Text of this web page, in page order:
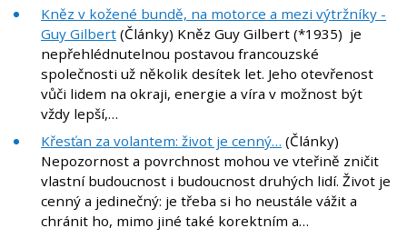
Kněz v kožené bundě, na motorce a mezi výtržníky -
Guy Gilbert (Články) Kněz Guy Gilbert (*1935) je
nepřehlédnutelnou postavou francouzské
společnosti už několik desítek let. Jeho otevřenost
vůči lidem na okraji, energie a víra v možnost být
vždy lepší,…
Křesťan za volantem: život je cenný… (Články)
Nepozornost a povrchnost mohou ve vteřině zničit
vlastní budoucnost i budoucnost druhých lidí. Život je
cenný a jedinečný: je třeba si ho neustále vážit a
chránit ho, mimo jiné také korektním a…